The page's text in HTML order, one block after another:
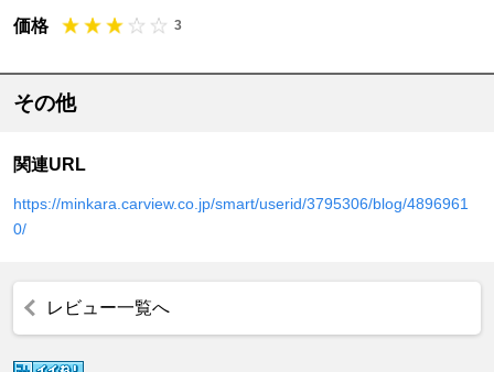
価格 3
その他
関連URL
https://minkara.carview.co.jp/smart/userid/3795306/blog/4896961
0/
レビュー一覧へ